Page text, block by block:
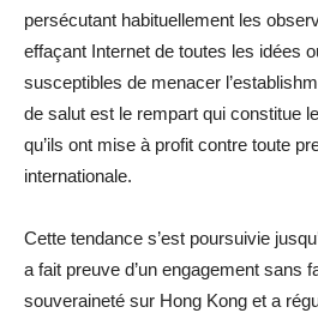
persécutant habituellement les
effaçant Internet de toutes les idées
susceptibles de menacer
de salut est le rempart qui constitue
qu’ils ont mise à profit contre toute
internationale.
Cette tendance s’est poursuivie
a fait preuve d’un engagement sans
souveraineté sur Hong Kong et a